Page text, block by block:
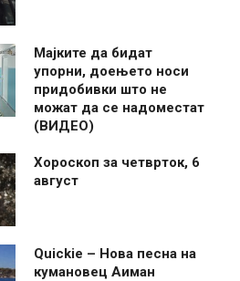
Мајките да бидат
упорни, доењето носи
придобивки што не
можат да се надоместат
(ВИДЕО)
Хороскоп за четврток, 6
август
Quickie – Нова песна на
кумановец Аиман